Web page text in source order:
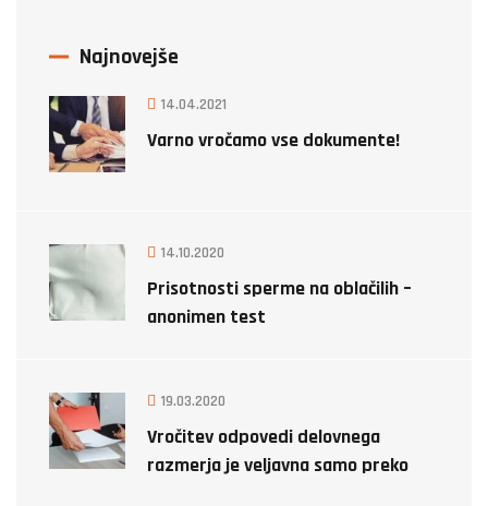
Najnovejše
14.04.2021
Varno vročamo vse dokumente!
14.10.2020
Prisotnosti sperme na oblačilih –
anonimen test
19.03.2020
Vročitev odpovedi delovnega
razmerja je veljavna samo preko